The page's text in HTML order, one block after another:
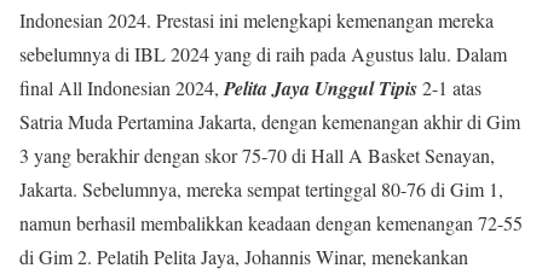
Indonesian 2024. Prestasi ini melengkapi kemenangan mereka
sebelumnya di IBL 2024 yang di raih pada Agustus lalu. Dalam
final All Indonesian 2024, Pelita Jaya Unggul Tipis2-1 atas
Satria Muda Pertamina Jakarta, dengan kemenangan akhir di Gim
3 yang berakhir dengan skor 75-70 di Hall A Basket Senayan,
Jakarta. Sebelumnya, mereka sempat tertinggal 80-76 di Gim 1,
namun berhasil membalikkan keadaan dengan kemenangan 72-55
di Gim 2. Pelatih Pelita Jaya, Johannis Winar, menekankan